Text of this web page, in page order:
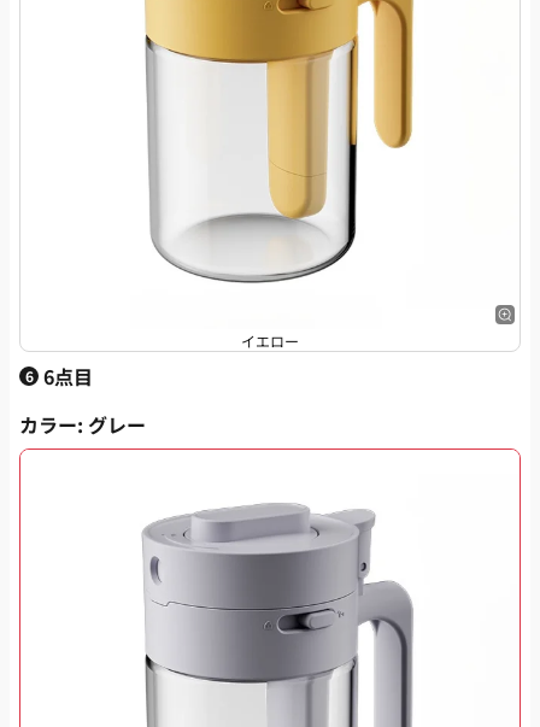
イエロー
6 6点目
カラー: グレー